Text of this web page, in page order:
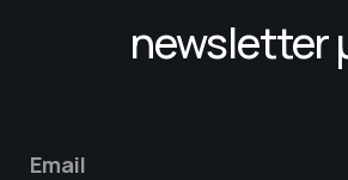
newsletter
Email